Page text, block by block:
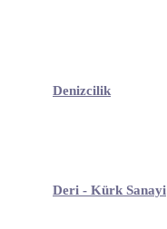
Denizcilik
Deri - Kürk Sanayi